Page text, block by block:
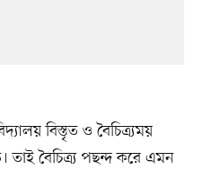
বিস্তৃত ও বৈচিত্র্যময়
তাই বৈচিত্র্য পছন্দ করে এমন